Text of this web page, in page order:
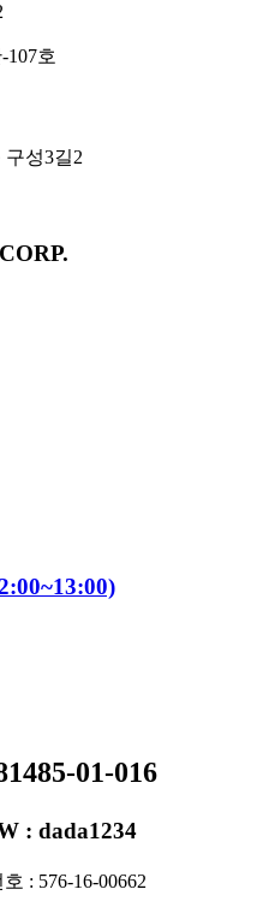
107호
구성3길2
01-016
: dada1234
: 576-16-00662